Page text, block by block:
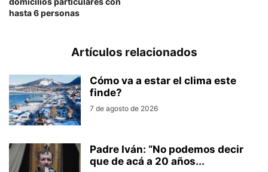
hasta 6 personas
Artículos relacionados
Cómo va a estar el clima este
finde?
7 de agosto de 2026
Padre Iván: “No podemos decir
que de acá a 20 años...